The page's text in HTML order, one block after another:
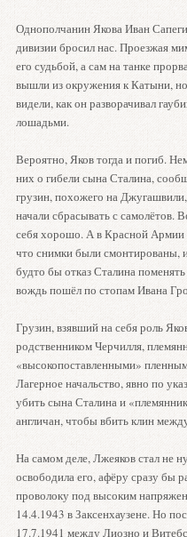
Однополчанин Якова Иван
дивизии бросил нас. Проезжая
его судьбой, а сам на танке
вышли из окружения к Катыни, но
видели, как он разворачивал
лошадьми.
Вероятно, Яков тогда и погиб.
них о гибели сына Сталина,
грузин, похожего на
начали сбрасывать с самолётов.
себя хорошо. А в Красной Армии
что снимки были
будто бы отказ Сталина
вождь пошёл по стопам Ивана
Грузин, взявший на себя роль
родственником Черчилля,
«высокопоставленными»
Лагерное начальство, явно по
убить сына Сталина и
англичан, чтобы вбить клин
На самом деле, Лжеяков стал не
освободила его, афёру сразу бы
проволоку под высоким
14.4.1943 в Заксенхаузене. Но
17.7.1941 между Лиозно и